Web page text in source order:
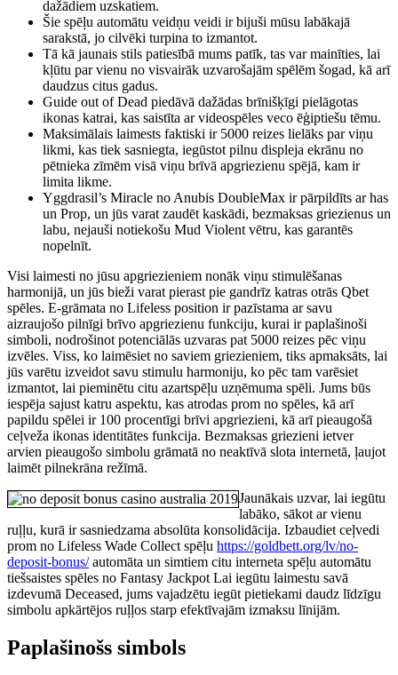
dažādiem uzskatiem.
Šie spēļu automātu veidņu veidi ir bijuši mūsu labākajā
sarakstā, jo cilvēki turpina to izmantot.
Tā kā jaunais stils patiesībā mums patīk, tas var mainīties, lai
kļūtu par vienu no visvairāk uzvarošajām spēlēm šogad, kā arī
daudzus citus gadus.
Guide out of Dead piedāvā dažādas brīnišķīgi pielāgotas
ikonas katrai, kas saistīta ar videospēles veco ēģiptiešu tēmu.
Maksimālais laimests faktiski ir 5000 reizes lielāks par viņu
likmi, kas tiek sasniegta, iegūstot pilnu displeja ekrānu no
pētnieka zīmēm visā viņu brīvā apgriezienu spējā, kam ir
limita likme.
Yggdrasil’s Miracle no Anubis DoubleMax ir pārpildīts ar has
un Prop, un jūs varat zaudēt kaskādi, bezmaksas griezienus un
labu, nejauši notiekošu Mud Violent vētru, kas garantēs
nopelnīt.
Visi laimesti no jūsu apgriezieniem nonāk viņu stimulēšanas
harmonijā, un jūs bieži varat pierast pie gandrīz katras otrās Qbet
spēles. E-grāmata no Lifeless position ir pazīstama ar savu
aizraujošo pilnīgi brīvo apgriezienu funkciju, kurai ir paplašinoši
simboli, nodrošinot potenciālās uzvaras pat 5000 reizes pēc viņu
izvēles. Viss, ko laimēsiet no saviem griezieniem, tiks apmaksāts, lai
jūs varētu izveidot savu stimulu harmoniju, ko pēc tam varēsiet
izmantot, lai pieminētu citu azartspēļu uzņēmuma spēli. Jums būs
iespēja sajust katru aspektu, kas atrodas prom no spēles, kā arī
papildu spēlei ir 100 procentīgi brīvi apgriezieni, kā arī pieaugošā
ceļveža ikonas identitātes funkcija. Bezmaksas griezieni ietver
arvien pieaugošo simbolu grāmatā no neaktīvā slota internetā, ļaujot
laimēt pilnekrāna režīmā.
Jaunākais uzvar, lai iegūtu
labāko, sākot ar vienu
ruļļu, kurā ir sasniedzama absolūta konsolidācija. Izbaudiet ceļvedi
prom no Lifeless Wade Collect spēļu https://goldbett.org/lv/no-
deposit-bonus/automāta un simtiem citu interneta spēļu automātu
tiešsaistes spēles no Fantasy Jackpot Lai iegūtu laimestu savā
izdevumā Deceased, jums vajadzētu iegūt pietiekami daudz līdzīgu
simbolu apkārtējos ruļļos starp efektīvajām izmaksu līnijām.
Paplašinošs simbols